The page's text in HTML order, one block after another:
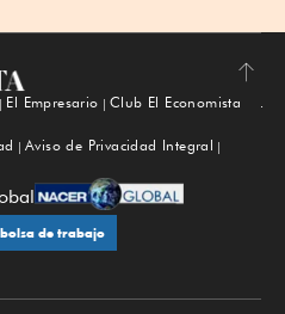
Subir
El Empresario
Club El Economista
Aviso de Privacidad Integral
de trabajo